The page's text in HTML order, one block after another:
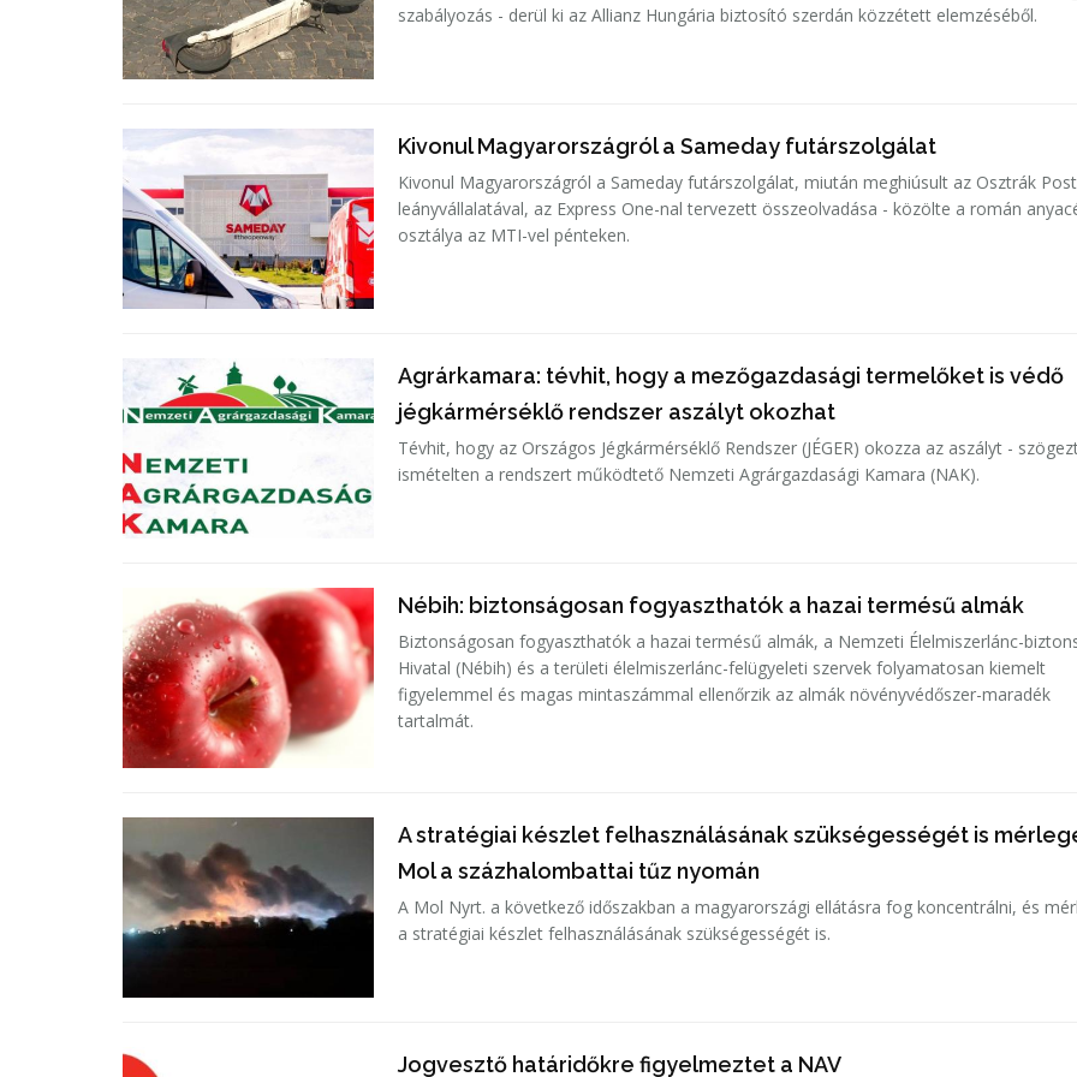
szabályozás - derül ki az Allianz Hungária biztosító szerdán közzétett elemzéséből.
Kivonul Magyarországról a Sameday futárszolgálat
Kivonul Magyarországról a Sameday futárszolgálat, miután meghiúsult az Osztrák
leányvállalatával, az Express One-nal tervezett összeolvadása - közölte a román
osztálya az MTI-vel pénteken.
Agrárkamara: tévhit, hogy a mezőgazdasági termelőket is védő
jégkármérséklő rendszer aszályt okozhat
Tévhit, hogy az Országos Jégkármérséklő Rendszer (JÉGER) okozza az aszályt -
ismételten a rendszert működtető Nemzeti Agrárgazdasági Kamara (NAK).
Nébih: biztonságosan fogyaszthatók a hazai termésű almák
Biztonságosan fogyaszthatók a hazai termésű almák, a Nemzeti Élelmiszerlánc-
Hivatal (Nébih) és a területi élelmiszerlánc-felügyeleti szervek folyamatosan kiemelt
figyelemmel és magas mintaszámmal ellenőrzik az almák növényvédőszer-maradék
tartalmát.
A stratégiai készlet felhasználásának szükségességét is
Mol a százhalombattai tűz nyomán
A Mol Nyrt. a következő időszakban a magyarországi ellátásra fog koncentrálni, és
a stratégiai készlet felhasználásának szükségességét is.
Jogvesztő határidőkre figyelmeztet a NAV